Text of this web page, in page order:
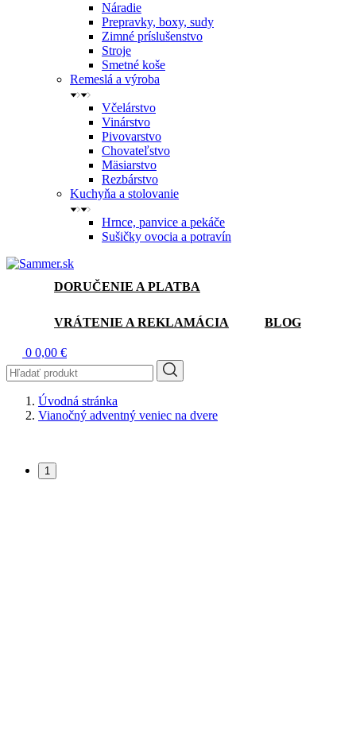
Náradie
Prepravky, boxy, sudy
Zimné príslušenstvo
Stroje
Smetné koše
Remeslá a výroba
Včelárstvo
Vinárstvo
Pivovarstvo
Chovateľstvo
Mäsiarstvo
Rezbárstvo
Kuchyňa a stolovanie
Hrnce, panvice a pekáče
Sušičky ovocia a potravín
DORUČENIE A PLATBA
VRÁTENIE A REKLAMÁCIA BLOG
0 0,00 €
Úvodná stránka
Vianočný adventný veniec na dvere
1